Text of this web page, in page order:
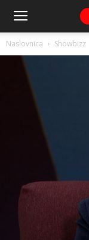
Naslovnica Showbizz